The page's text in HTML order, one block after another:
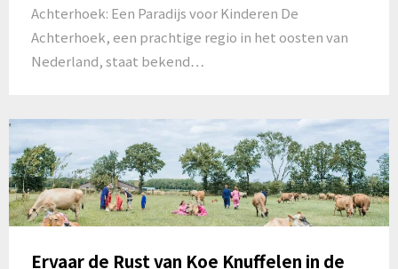
Achterhoek: Een Paradijs voor Kinderen De
Achterhoek, een prachtige regio in het oosten van
Nederland, staat bekend…
Ervaar de Rust van Koe Knuffelen in de